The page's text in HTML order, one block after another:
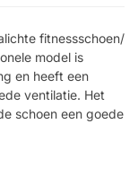
fitnessschoen/
model is
en heeft een
ventilatie. Het
schoen een goede